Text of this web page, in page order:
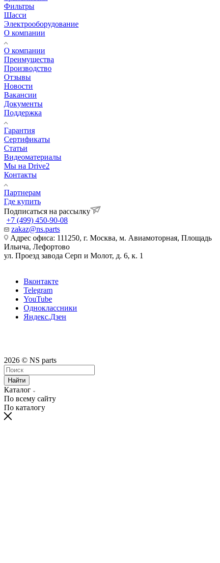
Фильтры
Шасси
Электрооборудование
О компании
О компании
Преимущества
Производство
Отзывы
Новости
Вакансии
Документы
Поддержка
Гарантия
Сертификаты
Статьи
Видеоматериалы
Мы на Drive2
Контакты
Партнерам
Где купить
Подписаться на рассылку
+7 (499) 450-90-08
zakaz@ns.parts
Адрес офиса: 111250, г. Москва, м. Авиамоторная, Площадь
Ильича, Лефортово
ул. Проезд завода Серп и Молот, д. 6, к. 1
Вконтакте
Telegram
YouTube
Одноклассники
Яндекс.Дзен
2026 © NS parts
Найти
Каталог
По всему сайту
По каталогу